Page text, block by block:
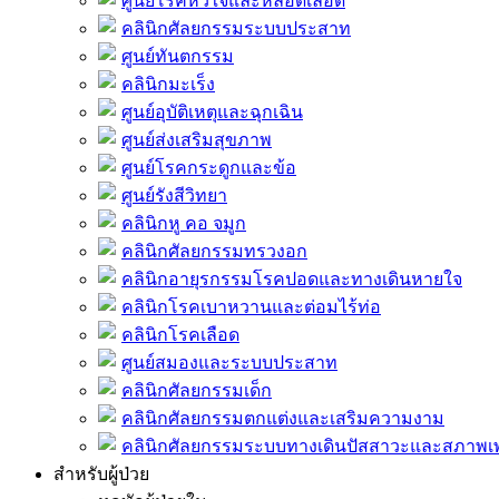
คลินิกศัลยกรรมระบบประสาท
ศูนย์ทันตกรรม
คลินิกมะเร็ง
ศูนย์อุบัติเหตุและฉุกเฉิน
ศูนย์ส่งเสริมสุขภาพ
ศูนย์โรคกระดูกและข้อ
ศูนย์รังสีวิทยา
คลินิกหู คอ จมูก
คลินิกศัลยกรรมทรวงอก
คลินิกอายุรกรรมโรคปอดและทางเดินหายใจ
คลินิกโรคเบาหวานและต่อมไร้ท่อ
คลินิกโรคเลือด
ศูนย์สมองและระบบประสาท
คลินิกศัลยกรรมเด็ก
คลินิกศัลยกรรมตกแต่งและเสริมความงาม
คลินิกศัลยกรรมระบบทางเดินปัสสาวะและสภาพเ
สำหรับผู้ป่วย